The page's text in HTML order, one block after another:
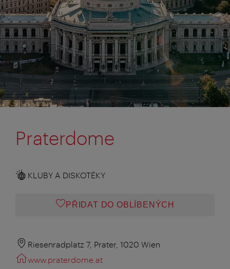
Praterdome
KLUBY A DISKOTÉKY
PŘIDAT DO OBLÍBENÝCH
Riesenradplatz 7, Prater, 1020 Wien
www.praterdome.at